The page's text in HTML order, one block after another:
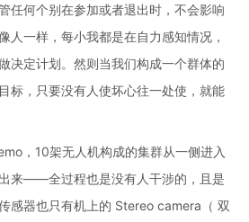
任何个别在参加或者退出时，不会影响
人一样，每小我都是在自力感知情况，
决定计划。然则当我们构成一个群体的
标，只要没有人使坏心往一处使，就能
，10架无人机构成的集群从一侧进入
来——全过程也是没有人干涉的，且是
感器也只有机上的 Stereo camera（ 双